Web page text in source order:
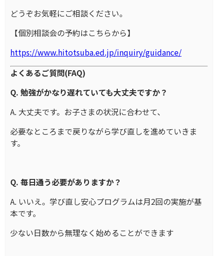
どうぞお気軽にご相談ください。
【個別相談会の予約はこちらから】
https://www.hitotsuba.ed.jp/inquiry/guidance/
よくあるご質問(FAQ)
Q. 勉強がかなり遅れていても大丈夫ですか？
A. 大丈夫です。お子さまの状況に合わせて、
必要なところまで戻りながら学び直しを進めていきま
す。
Q. 毎日通う必要がありますか？
A. いいえ。学び直し安心プログラムは月2回の実施が基
本です。
少ない日数から無理なく始めることができます